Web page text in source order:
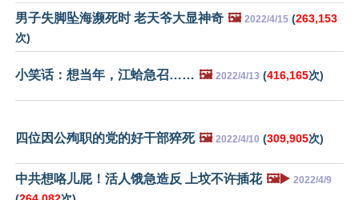
男子失脚坠海濒死时 老天爷大显神奇 🖼️ 2022/4/15 (263,153
次)
小笑话：想当年，江蛤急召…… 🖼️ 2022/4/13 (416,165次)
四位因公殉职的党的好干部猝死 🖼️ 2022/4/10 (309,905次)
中共想咯儿屁！活人饿急造反 上坟不许插花 🖼️▶️ 2022/4/9